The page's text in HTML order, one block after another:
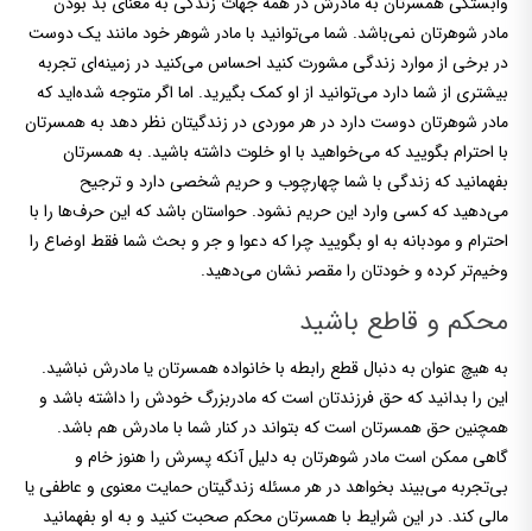
مادر شوهرتان نمی‌باشد. شما می‌توانید با مادر شوهر خود مانند یک دوست
در برخی از موارد زندگی مشورت کنید احساس می‌کنید در زمینه‌ای تجربه
بیشتری از شما دارد می‌توانید از او کمک بگیرید. اما اگر متوجه شده‌اید که
مادر شوهرتان دوست دارد در هر موردی در زندگیتان نظر دهد به همسرتان
با احترام بگویید که می‌خواهید با او خلوت داشته باشید. به همسرتان
بفهمانید که زندگی با شما چهارچوب و حریم شخصی دارد و ترجیح
می‌دهید که کسی وارد این حریم نشود. حواستان باشد که این حرف‌ها را با
احترام و مودبانه به او بگویید چرا که دعوا و جر و بحث شما فقط اوضاع را
وخیم‌تر کرده و خودتان را مقصر نشان می‌دهید.
محکم و قاطع باشید
به هیچ عنوان به دنبال قطع رابطه با خانواده همسرتان یا مادرش نباشید.
این را بدانید که حق فرزندتان است که مادربزرگ خودش را داشته باشد و
همچنین حق همسرتان است که بتواند در کنار شما با مادرش هم باشد.
گاهی ممکن است مادر شوهرتان به دلیل آنکه پسرش را هنوز خام و
بی‌تجربه می‌بیند بخواهد در هر مسئله زندگیتان حمایت معنوی و عاطفی یا
مالی کند. در این شرایط با همسرتان محکم صحبت کنید و به او بفهمانید